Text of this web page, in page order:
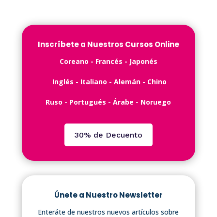
Inscríbete a Nuestros Cursos Online
C️oreano - ️Francés -️ Japonés
Inglés -️ Italiano - Alemán - Chino
Ruso - Portugués - Árabe - Noruego
30% de Decuento
Únete a Nuestro Newsletter
Enteráte de nuestros nuevos artículos sobre